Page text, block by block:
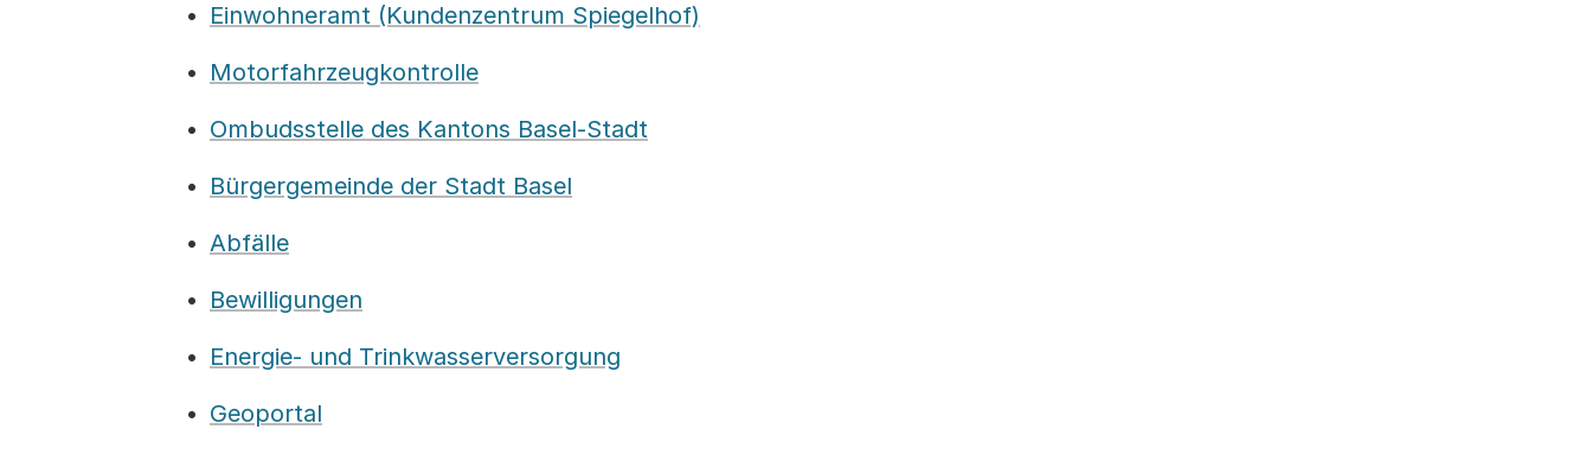
Einwohneramt (Kundenzentrum Spiegelhof)
Motorfahrzeugkontrolle
Ombudsstelle des Kantons Basel-Stadt
Bürgergemeinde der Stadt Basel
Abfälle
Bewilligungen
Energie- und Trinkwasserversorgung
Geoportal